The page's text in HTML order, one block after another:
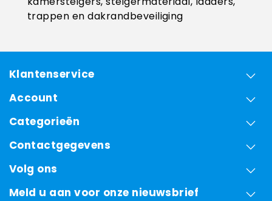
trappen en dakrandbeveiliging
Klantenservice
Account
Categorieën
Contactgegevens
Volg ons
Meld u aan voor onze nieuwsbrief